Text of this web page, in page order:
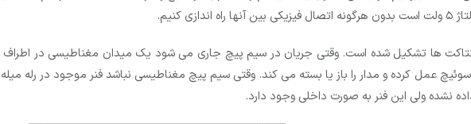
کنیم.
ها تشکیل شده است. وقتی جریان در سیم پیچ جاری می شود یک میدان مغناطیسی در
عمل کرده و مدار را باز یا بسته می کند. وقتی سیم پیچ مغناطیسی نباشد فنر موجود در رله
نشده ولی این فنر به صورت داخلی وجود دارد.